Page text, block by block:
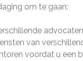
om te gaan:
van
voordat u een